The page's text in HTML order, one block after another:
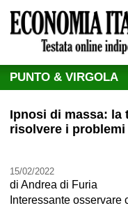
PUNTO & VIRGOLA
Ipnosi di massa: la
risolvere i
15/02/2022
di Andrea di Furia
Interessante osservare